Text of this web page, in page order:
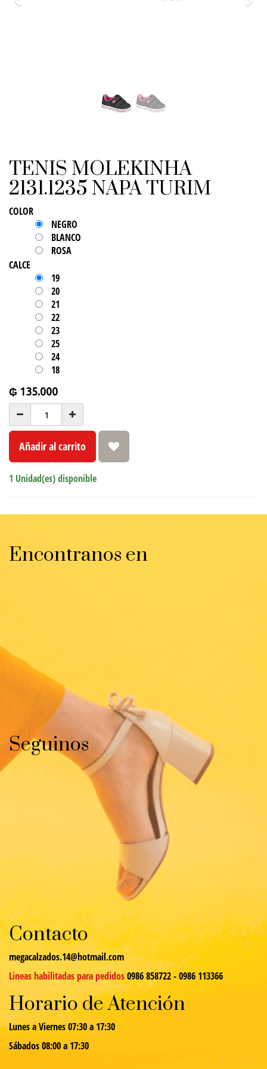
TENIS MOLEKINHA
2131.1235 NAPA TURIM
COLOR
NEGRO
BLANCO
ROSA
CALCE
19
20
21
22
23
25
24
18
₲ 135.000
Añadir al carrito
1 Unidad(es) disponible
Encontranos en
Seguinos
Contacto
megacalzados.14@hotmail.com
Lineas habilitadas para pedidos0986 858722 - 0986 113366
Horario de Atención
Lunes a Viernes 07:30 a 17:30
Sábados 08:00 a 17:30